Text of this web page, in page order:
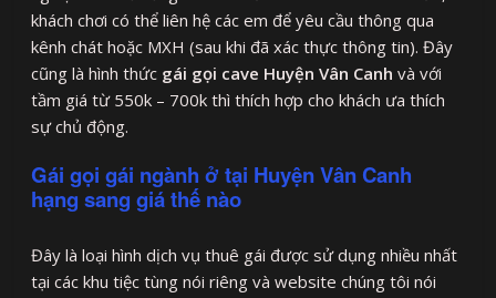
khách chơi có thể liên hệ các em để yêu cầu thông qua
kênh chát hoặc MXH (sau khi đã xác thực thông tin). Đây
cũng là hình thức gái gọi cave Huyện Vân Canh và với
tầm giá từ 550k – 700k thì thích hợp cho khách ưa thích
sự chủ động.
Gái gọi gái ngành ở tại Huyện Vân Canh
hạng sang giá thế nào
Đây là loại hình dịch vụ thuê gái được sử dụng nhiều nhất
tại các khu tiệc tùng nói riêng và website chúng tôi nói